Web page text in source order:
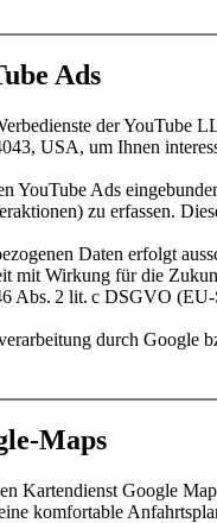
Ads
der
USA, um Ihnen
YouTube Ads
zu erfassen.
Daten erfolgt
mit Wirkung für die
Abs. 2 lit. c DSGVO
durch Google
Maps
Kartendienst Google
komfortable